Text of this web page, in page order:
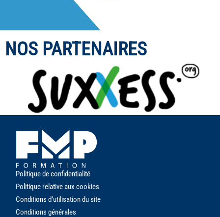
NOS PARTENAIRES
Politique de confidentialité
Politique relative aux cookies
Conditions d’utilisation du site
Conditions générales